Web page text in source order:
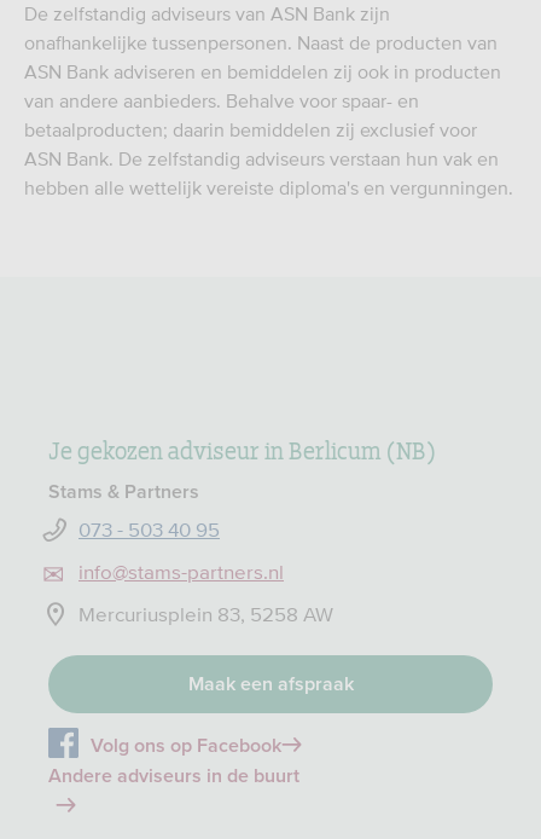
De zelfstandig adviseurs van ASN Bank zijn
onafhankelijke tussenpersonen. Naast de producten van
ASN Bank adviseren en bemiddelen zij ook in producten
van andere aanbieders. Behalve voor spaar- en
betaalproducten; daarin bemiddelen zij exclusief voor
ASN Bank. De zelfstandig adviseurs verstaan hun vak en
hebben alle wettelijk vereiste diploma's en vergunningen.
Je gekozen adviseur in Berlicum (NB)
Stams & Partners
073 - 503 40 95
info@stams-partners.nl
Mercuriusplein 83, 5258 AW
Maak een afspraak
Volg ons op Facebook
Andere adviseurs in de buurt